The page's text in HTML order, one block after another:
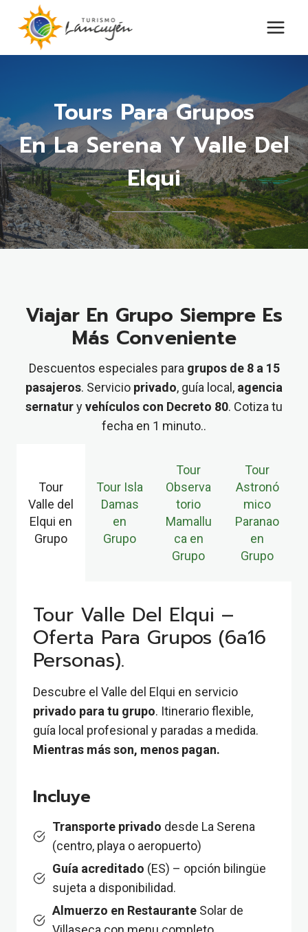
Saltar
contenido
Tours Para Grupos
En La Serena Y Valle Del
Elqui
Viajar En Grupo Siempre Es
Más Conveniente
Descuentos especiales para grupos de 8 a 15
pasajeros. Servicio privado, guía local, agencia
sernaturyvehículos con Decreto 80. Cotiza tu
fecha en 1 minuto..
Tour
Valle del
Elqui en
Grupo
Tour Isla
Damas
en
Grupo
Tour
Observa
torio
Mamallu
ca en
Grupo
Tour
Astronó
mico
Paranao
en
Grupo
Tour Valle Del Elqui –
Oferta Para Grupos (6a16
Personas).
Descubre el Valle del Elqui en servicio
privado para tu grupo. Itinerario flexible,
guía local profesional y paradas a medida.
Mientras más son, menos pagan.
Incluye
Transporte privado desde La Serena
(centro, playa o aeropuerto)
Guía acreditado (ES) – opción bilingüe
sujeta a disponibilidad.
Almuerzo en Restaurante Solar de